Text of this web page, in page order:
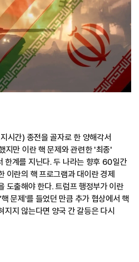
시간) 종전을 골자로 한 양해각서
지만 이란 핵 문제와 관련한 '최종'
한계를 지닌다. 두 나라는 향후 60일간
이란의 핵 프로그램과 대이란 경제
도출해야 한다. 트럼프 행정부가 이란
문제'를 들었던 만큼 추가 협상에서 핵
지지 않는다면 양국 간 갈등은 다시